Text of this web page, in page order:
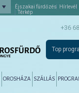
Éjszakai fürdőzés Hírlevél
Térkép
+36
Top
elsődleges
másodlagos
OROSHÁZA SZÁLLÁS